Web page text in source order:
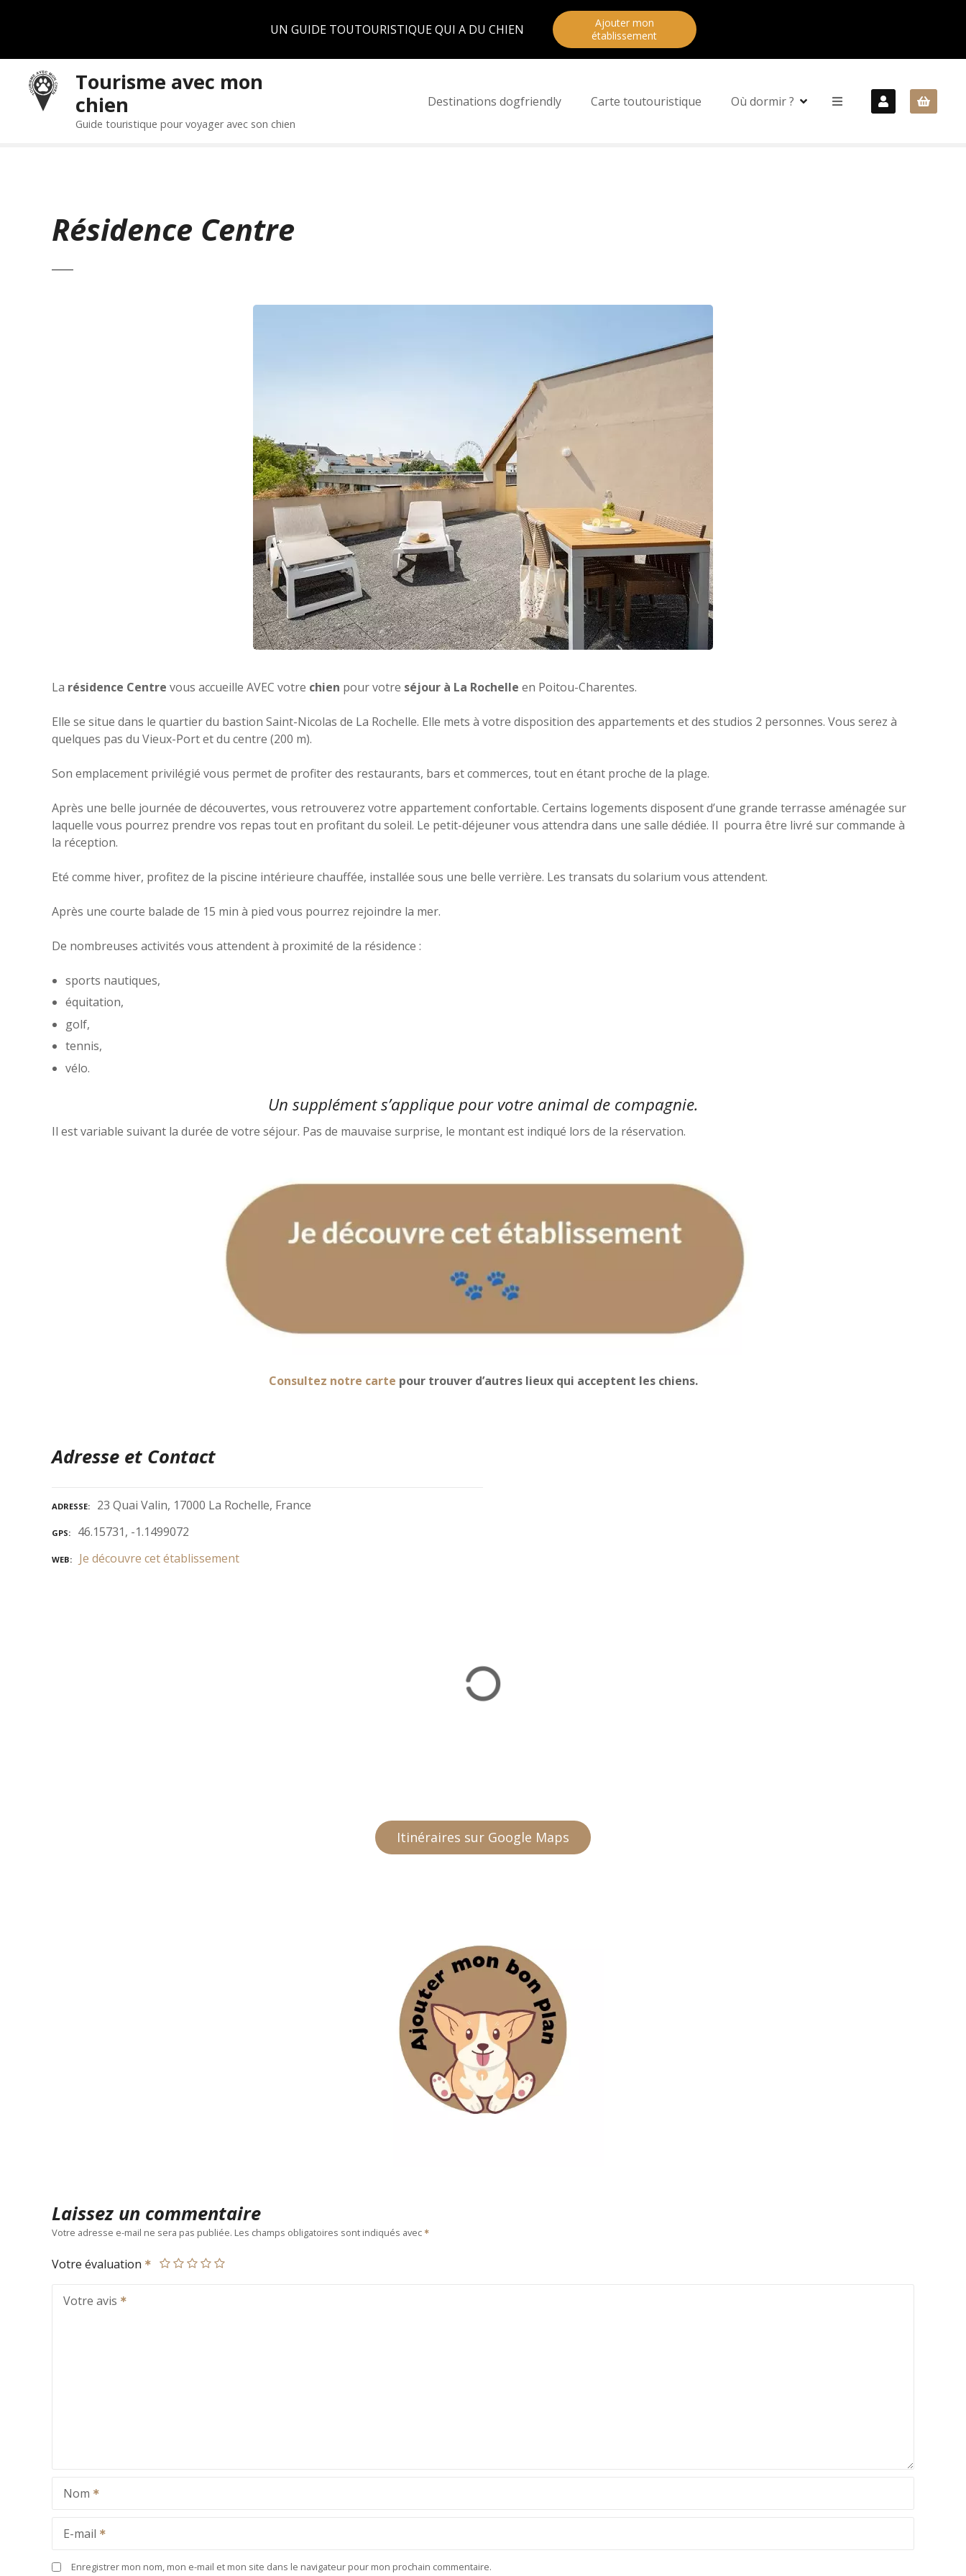
UN GUIDE TOUTOURISTIQUE QUI A DU CHIEN
Ajouter mon
établissement
Tourisme avec mon
chien
Guide touristique pour voyager avec son chien
Destinations dogfriendly Carte toutouristique Où dormir ?
Résidence Centre
La résidence Centre vous accueille AVEC votre chien pour votre séjour à La Rochelle en Poitou-Charentes.
Elle se situe dans le quartier du bastion Saint-Nicolas de La Rochelle. Elle mets à votre disposition des appartements et des studios 2 personnes. Vous serez à
quelques pas du Vieux-Port et du centre (200 m).
Son emplacement privilégié vous permet de profiter des restaurants, bars et commerces, tout en étant proche de la plage.
Après une belle journée de découvertes, vous retrouverez votre appartement confortable. Certains logements disposent d’une grande terrasse aménagée sur
laquelle vous pourrez prendre vos repas tout en profitant du soleil. Le petit-déjeuner vous attendra dans une salle dédiée. Il pourra être livré sur commande à
la réception.
Eté comme hiver, profitez de la piscine intérieure chauffée, installée sous une belle verrière. Les transats du solarium vous attendent.
Après une courte balade de 15 min à pied vous pourrez rejoindre la mer.
De nombreuses activités vous attendent à proximité de la résidence :
sports nautiques,
équitation,
golf,
tennis,
vélo.
Un supplément s’applique pour votre animal de compagnie.
Il est variable suivant la durée de votre séjour. Pas de mauvaise surprise, le montant est indiqué lors de la réservation.
Consultez notre carte pour trouver d’autres lieux qui acceptent les chiens.
Adresse et Contact
ADRESSE 23 Quai Valin, 17000 La Rochelle, France
GPS 46.15731, -1.1499072
WEB Je découvre cet établissement
Itinéraires sur Google Maps
Laissez un commentaire
Votre adresse e-mail ne sera pas publiée. Les champs obligatoires sont indiqués avec
Votre évaluation
Votre avis
Nom
E-mail
Enregistrer mon nom, mon e-mail et mon site dans le navigateur pour mon prochain commentaire.